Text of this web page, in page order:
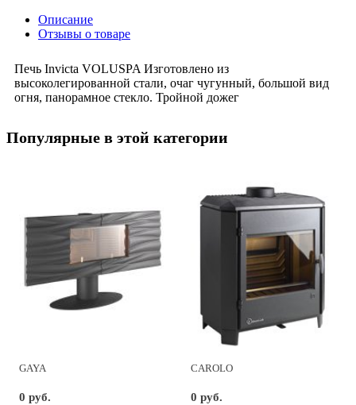
Описание
Отзывы о товаре
Печь Invicta VOLUSPA Изготовлено из
высоколегированной стали, очаг чугунный, большой вид
огня, панорамное стекло. Тройной дожег
Популярные в этой категории
GAYA
0 руб.
CAROLO
0 руб.